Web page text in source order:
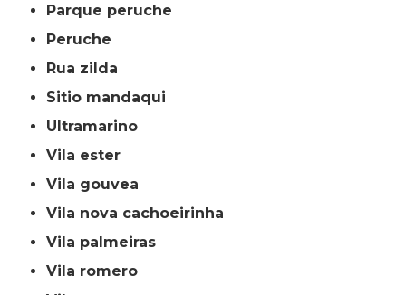
parque peruche
peruche
rua zilda
sitio mandaqui
ultramarino
vila ester
vila gouvea
vila nova cachoeirinha
vila palmeiras
vila romero